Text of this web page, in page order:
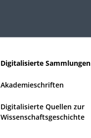
Digitalisierte Sammlungen
Akademieschriften
Digitalisierte Quellen zur
Wissenschaftsgeschichte